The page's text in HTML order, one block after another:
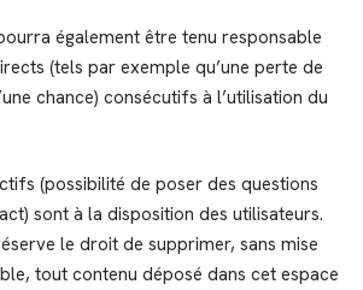
également être tenu responsable
(tels par exemple qu’une perte de
chance) consécutifs à l’utilisation du
(possibilité de poser des questions
sont à la disposition des utilisateurs.
le droit de supprimer, sans mise
tout contenu déposé dans cet espace